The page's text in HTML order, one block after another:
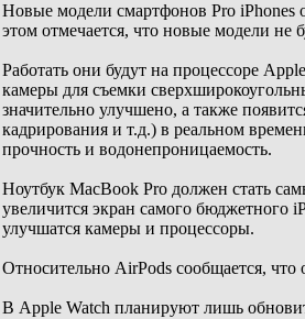
Новые модели смартфонов Pro
этом отмечается, что новые модели
Работать они будут на процессоре
камеры для съемки
значительно улучшено, а также
кадрирования и т.д.) в реальном
прочность и водонепроницаемость.
Ноутбук MacBook Pro должен стать
увеличится экран самого бюджетного
улучшатся камеры и процессоры.
Относительно AirPods сообщается,
В Apple Watch планируют лишь